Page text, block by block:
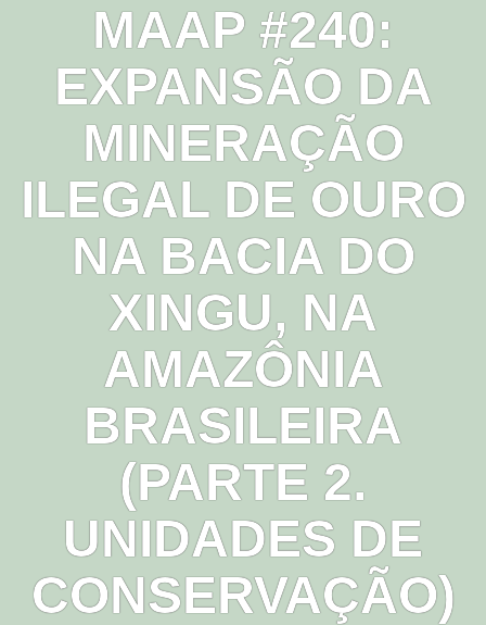
MAAP #240:
EXPANSÃO DA
MINERAÇÃO
ILEGAL DE OURO
NA BACIA DO
XINGU, NA
AMAZÔNIA
BRASILEIRA
(PARTE 2.
UNIDADES DE
CONSERVAÇÃO)